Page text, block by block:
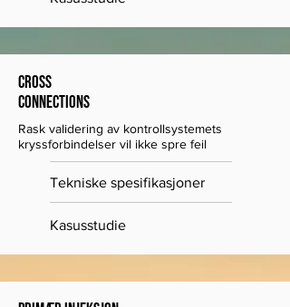
Cross
Connections
Rask validering av kontrollsystemets
kryssforbindelser vil ikke spre feil
Tekniske spesifikasjoner
Kasusstudie